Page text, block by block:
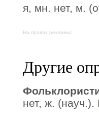
я, мн. нет, м.
На правах рекламы:
Другие
нет, ж.